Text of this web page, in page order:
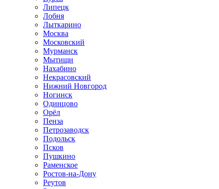
Липецк
Лобня
Лыткарино
Москва
Московский
Мурманск
Мытищи
Нахабино
Некрасовский
Нижний Новгород
Ногинск
Одинцово
Орёл
Пенза
Петрозаводск
Подольск
Псков
Пушкино
Раменское
Ростов-на-Дону
Реутов